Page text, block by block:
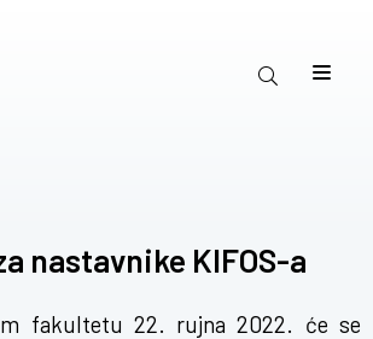
nastavnike KIFOS-a
fakultetu 22. rujna 2022. će se